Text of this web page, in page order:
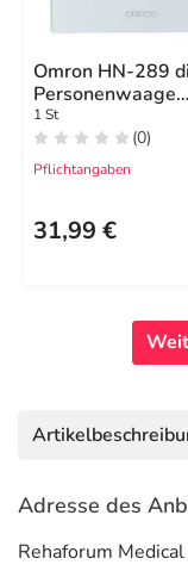
Omron HN-289
Personenwaage
silbergrau
1 St
(0)
Pflichtangaben
31,99 €
Adresse des
Rehaforum